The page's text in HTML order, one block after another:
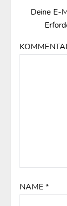
Deine E-
NAME *